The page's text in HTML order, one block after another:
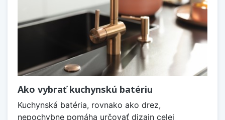
Ako vybrať kuchynskú batériu
Kuchynská batéria, rovnako ako drez,
nepochybne pomáha určovať dizajn celej